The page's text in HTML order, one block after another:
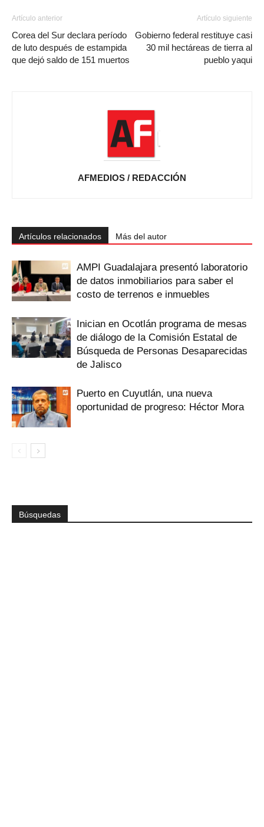
Artículo anterior
Corea del Sur declara período
de luto después de estampida
que dejó saldo de 151 muertos
Artículo siguiente
Gobierno federal restituye casi
30 mil hectáreas de tierra al
pueblo yaqui
AFMEDIOS / REDACCIÓN
Artículos relacionados Más del autor
AMPI Guadalajara presentó laboratorio
de datos inmobiliarios para saber el
costo de terrenos e inmuebles
Inician en Ocotlán programa de mesas
de diálogo de la Comisión Estatal de
Búsqueda de Personas Desaparecidas
de Jalisco
Puerto en Cuyutlán, una nueva
oportunidad de progreso: Héctor Mora
Búsquedas